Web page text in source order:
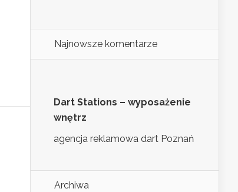
Najnowsze komentarze
Dart Stations – wyposażenie
wnętrz
agencja reklamowa dart Poznań
Archiwa